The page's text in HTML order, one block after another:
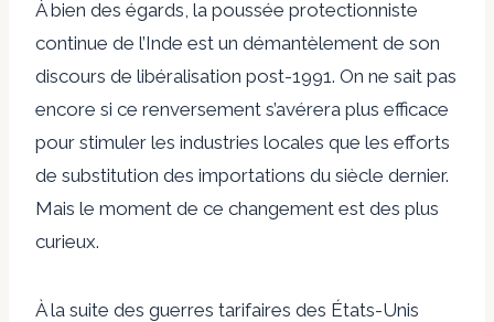
À bien des égards, la poussée protectionniste
continue de l’Inde est un démantèlement de son
discours de libéralisation post-1991. On ne sait pas
encore si ce renversement s’avérera plus efficace
pour stimuler les industries locales que les efforts
de substitution des importations du siècle dernier.
Mais le moment de ce changement est des plus
curieux.
À la suite des guerres tarifaires des États-Unis